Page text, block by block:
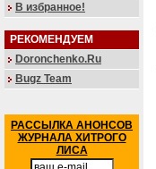
В избранное!
РЕКОМЕНДУЕМ
Doronchenko.Ru
Bugz Team
РАССЫЛКА АНОНСОВ
ЖУРНАЛА ХИТРОГО
ЛИСА